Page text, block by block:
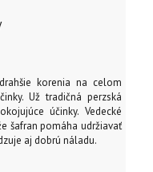
korenia na celom
Už tradičná perzská
účinky. Vedecké
šafran pomáha udržiavať
aj dobrú náladu.